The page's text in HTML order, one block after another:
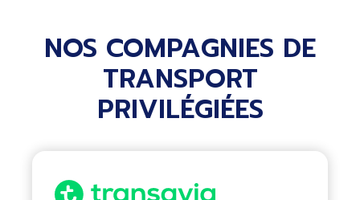
NOS COMPAGNIES DE
TRANSPORT
PRIVILÉGIÉES